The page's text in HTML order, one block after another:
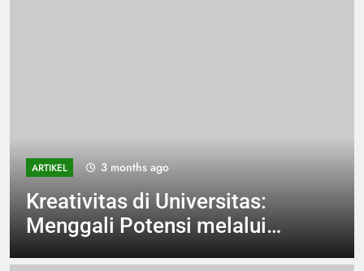
ARTIKEL 3 months ago
Kreativitas di Universitas:
Menggali Potensi melalui